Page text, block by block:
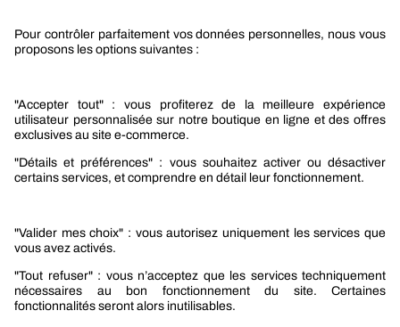
Le groupe Berner
Nos produits
Sélection produits automobile
Sélection produits bâtiment
Promotions
Nouveautés mobilité
Nouveautés construction